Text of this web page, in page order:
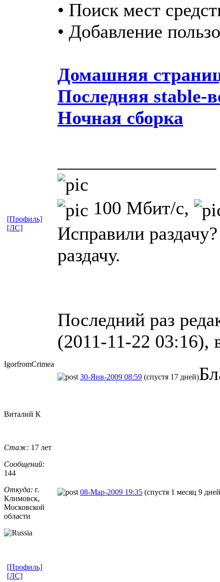
• Поиск мест
• Добавление
Домашняя
Последняя stable-
Ночная сборка
100 Мбит/с,
Исправили
раздачу.
Последний раз
(2011-11-22 03:16),
[Профиль]
[ЛС]
IgorfromCrim​ea
30-Янв-2009 08:59 (спустя 17 дней)
Виталий К
Стаж: 17 лет
Сообщений:
144
Откуда: г.
Климовск,
Московской
области
08-Мар-2009 19:35 (спустя 1 месяц 9
[Профиль]
[ЛС]